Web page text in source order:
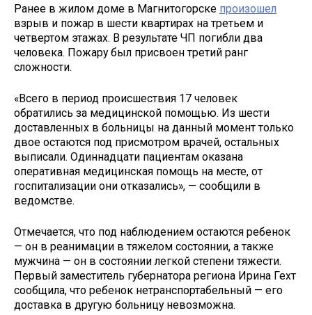
Ранее в жилом доме в Магнитогорске произошел
взрыв и пожар в шести квартирах на третьем и
четвертом этажах. В результате ЧП погибли два
человека. Пожару был присвоен третий ранг
сложности.
«Всего в период происшествия 17 человек
обратились за медицинской помощью. Из шести
доставленных в больницы на данный момент только
двое остаются под присмотром врачей, остальных
выписали. Одиннадцати пациентам оказана
оперативная медицинская помощь на месте, от
госпитализации они отказались», — сообщили в
ведомстве.
Отмечается, что под наблюдением остаются ребенок
— он в реанимации в тяжелом состоянии, а также
мужчина — он в состоянии легкой степени тяжести.
Первый заместитель губернатора региона Ирина Гехт
сообщила, что ребенок нетранспортабельный — его
доставка в другую больницу невозможна.